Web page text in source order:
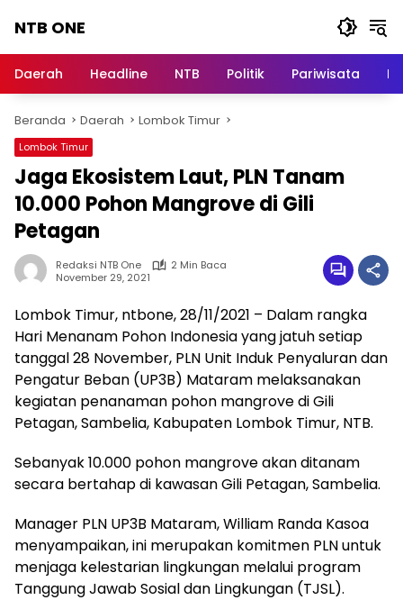
NTB ONE
dan
Berita
Lombok
Daerah Headline NTB Politik Pariwisata
Beranda Daerah Lombok Timur
Lombok Timur
Jaga Ekosistem Laut, PLN Tanam
10.000 Pohon Mangrove di Gili
Petagan
Redaksi NTB One
2 Min Baca
November 29, 2021
Lombok Timur, ntbone, 28/11/2021 – Dalam rangka
Hari Menanam Pohon Indonesia yang jatuh setiap
tanggal 28 November, PLN Unit Induk Penyaluran dan
Pengatur Beban (UP3B) Mataram melaksanakan
kegiatan penanaman pohon mangrove di Gili
Petagan, Sambelia, Kabupaten Lombok Timur, NTB.
Sebanyak 10.000 pohon mangrove akan ditanam
secara bertahap di kawasan Gili Petagan, Sambelia.
Manager PLN UP3B Mataram, William Randa Kasoa
menyampaikan, ini merupakan komitmen PLN untuk
menjaga kelestarian lingkungan melalui program
Tanggung Jawab Sosial dan Lingkungan (TJSL).